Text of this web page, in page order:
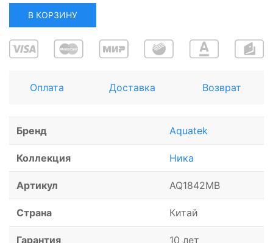
В КОРЗИНУ
Оплата Доставка Возврат
Бренд Aquatek
Коллекция Ника
Артикул AQ1842MB
Страна Китай
Гарантия 10 лет